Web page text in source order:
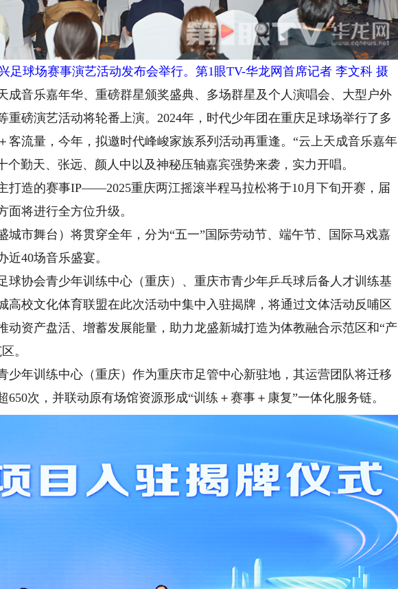
足球场赛事演艺活动发布会举行。第1眼TV-华龙网首席记者 李文科 摄
音乐嘉年华、重磅群星颁奖盛典、多场群星及个人演唱会、大型户外
重磅演艺活动将轮番上演。2024年，时代少年团在重庆足球场举行了多
客流量，今年，拟邀时代峰峻家族系列活动再重逢。“云上天成音乐嘉年
个勤天、张远、颜人中以及神秘压轴嘉宾强势来袭，实力开唱。
造的赛事IP——2025重庆两江摇滚半程马拉松将于10月下旬开赛，届
面将进行全方位升级。
市舞台）将贯穿全年，分为“五一”国际劳动节、端午节、国际马戏嘉
40场音乐盛宴。
协会青少年训练中心（重庆）、重庆市青少年乒乓球后备人才训练基
高校文化体育联盟在此次活动中集中入驻揭牌，将通过文体活动反哺区
动资产盘活、增蓄发展能量，助力龙盛新城打造为体教融合示范区和“产
。
年训练中心（重庆）作为重庆市足管中心新驻地，其运营团队将迁移
650次，并联动原有场馆资源形成“训练＋赛事＋康复”一体化服务链。